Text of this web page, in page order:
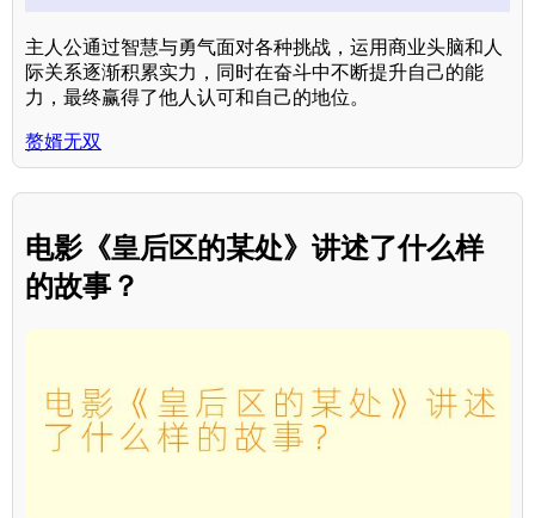
主人公通过智慧与勇气面对各种挑战，运用商业头脑和人
际关系逐渐积累实力，同时在奋斗中不断提升自己的能
力，最终赢得了他人认可和自己的地位。
赘婿无双
电影《皇后区的某处》讲述了什么样
的故事？